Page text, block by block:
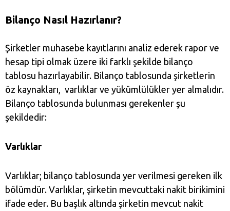
Bilanço Nasıl Hazırlanır?
Şirketler muhasebe kayıtlarını analiz ederek rapor ve
hesap tipi olmak üzere iki farklı şekilde bilanço
tablosu hazırlayabilir. Bilanço tablosunda şirketlerin
öz kaynakları, varlıklar ve yükümlülükler yer almalıdır.
Bilanço tablosunda bulunması gerekenler şu
şekildedir:
Varlıklar
Varlıklar; bilanço tablosunda yer verilmesi gereken ilk
bölümdür. Varlıklar, şirketin mevcuttaki nakit birikimini
ifade eder. Bu başlık altında şirketin mevcut nakit